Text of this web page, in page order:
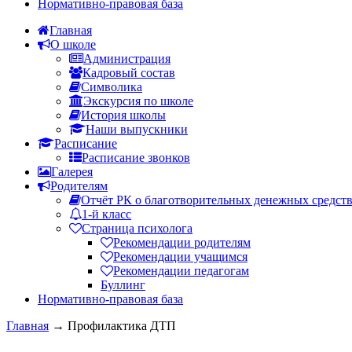
Нормативно-правовая база
Главная
О школе
Администрация
Кадровый состав
Символика
Экскурсия по школе
История школы
Наши выпускники
Расписание
Расписание звонков
Галерея
Родителям
Отчёт РК о благотворительных денежных
1-й класс
Страница психолога
Рекомендации родителям
Рекомендации учащимся
Рекомендации педагогам
Буллинг
Нормативно-правовая база
Главная → Профилактика ДТП